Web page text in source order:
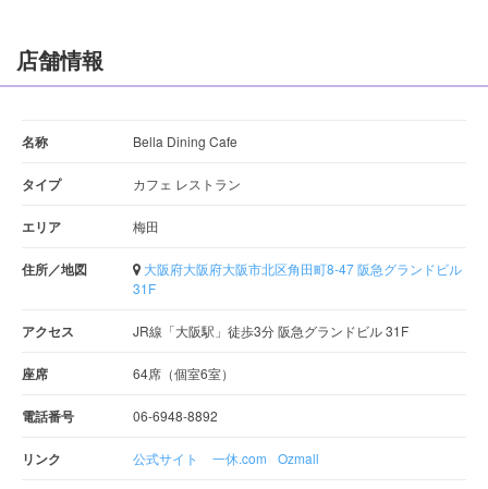
店舗情報
名称 Bella Dining Cafe
タイプ カフェ レストラン
エリア 梅田
住所／地図
大阪府大阪府大阪市北区角田町8-47 阪急グランドビル
31F
アクセス JR線「大阪駅」徒歩3分 阪急グランドビル 31F
座席 64席（個室6室）
電話番号 06-6948-8892
リンク 公式サイト 一休.com Ozmall